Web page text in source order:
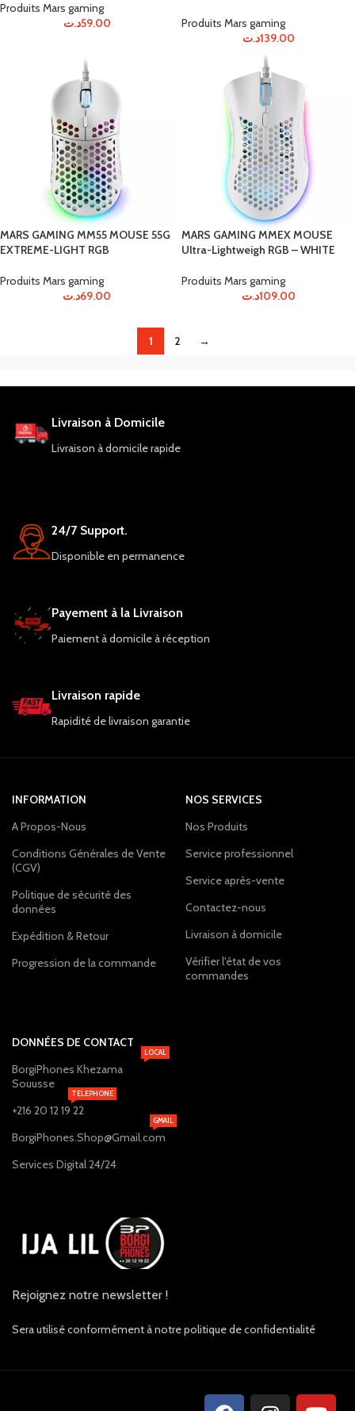
Produits Mars gaming
59.00د.ت
Produits Mars gaming
139.00د.ت
MARS GAMING MM55 MOUSE 55G
EXTREME-LIGHT RGB
Produits Mars gaming
69.00د.ت
MARS GAMING MMEX MOUSE
Ultra-Lightweigh RGB – WHITE
Produits Mars gaming
109.00د.ت
1 2 →
Livraison à Domicile
Livraison à domicile rapide
24/7 Support.
Disponible en permanence
Payement à la Livraison
Paiement à domicile à réception
Livraison rapide
Rapidité de livraison garantie
INFORMATION
A Propos-Nous
Conditions Générales de Vente
(CGV)
Politique de sécurité des
données
Expédition & Retour
Progression de la commande
NOS SERVICES
Nos Produits
Service professionnel
Service après-vente
Contactez-nous
Livraison à domicile
Vérifier l'état de vos
commandes
DONNÉES DE CONTACT
BorgiPhones Khezama
Souusse
LOCAL
+216 20 12 19 22
TELEPHONE
BorgiPhones.Shop@Gmail.com
GMAIL
Services Digital 24/24
Rejoignez notre newsletter !
Sera utilisé conformément à notre politique de confidentialité